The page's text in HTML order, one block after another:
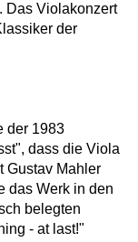
Das Violakonzert
der
der 1983
dass die Viola
Gustav Mahler
das Werk in den
belegten
- at last!"